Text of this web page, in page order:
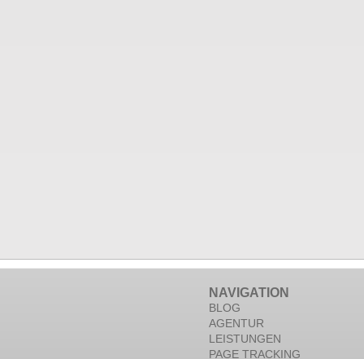
NAVIGATION
BLOG
AGENTUR
LEISTUNGEN
PAGE TRACKING